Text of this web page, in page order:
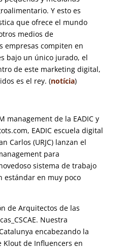
Y esto es
que ofrece el mundo
medios de
empresas compiten en
bajo un único jurado, el
de este marketing digital,
es el rey. (notícia)
management de la EADIC y
EADIC escuela digital
Carlos (URJC) lanzan el
para
sistema de trabajo
estándar en muy poco
de Arquitectos de las
Nuestra
encabezando la
de Influencers en